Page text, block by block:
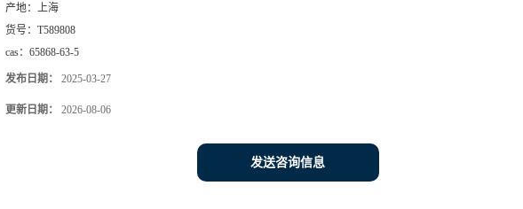
产地： 上海
货号： T589808
cas： 65868-63-5
发布日期： 2025-03-27
更新日期： 2026-08-06
发送咨询信息